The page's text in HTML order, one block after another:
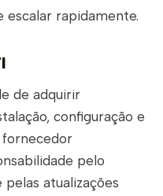
escalar rapidamente.
de adquirir
configuração e
fornecedor
pelo
atualizações